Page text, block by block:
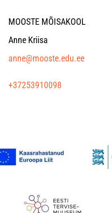
MOOSTE MÕISAKOOL
Anne Kriisa
anne@mooste.edu.ee
+37253910098